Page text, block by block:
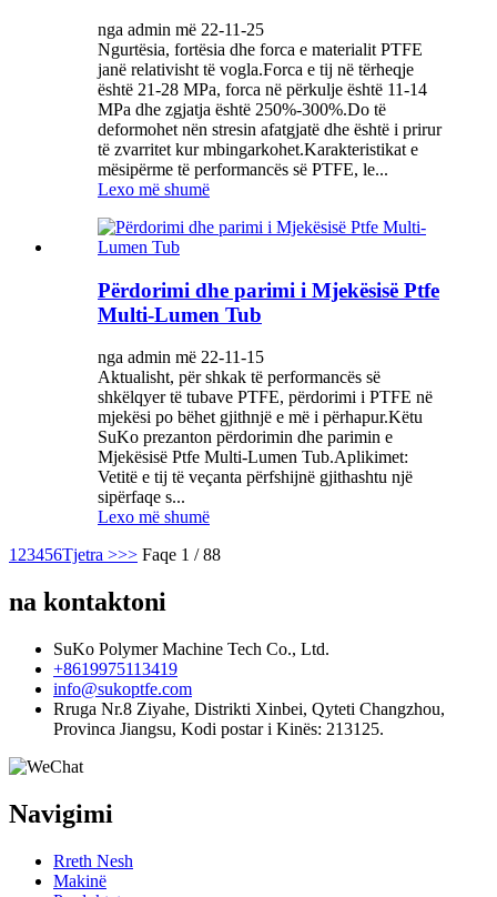
nga admin më 22-11-25
Ngurtësia, fortësia dhe forca e materialit PTFE
janë relativisht të vogla.Forca e tij në tërheqje
është 21-28 MPa, forca në përkulje është 11-14
MPa dhe zgjatja është 250%-300%.Do të
deformohet nën stresin afatgjatë dhe është i prirur
të zvarritet kur mbingarkohet.Karakteristikat e
mësipërme të performancës së PTFE, le...
Lexo më shumë
Përdorimi dhe parimi i Mjekësisë Ptfe
Multi-Lumen Tub
nga admin më 22-11-15
Aktualisht, për shkak të performancës së
shkëlqyer të tubave PTFE, përdorimi i PTFE në
mjekësi po bëhet gjithnjë e më i përhapur.Këtu
SuKo prezanton përdorimin dhe parimin e
Mjekësisë Ptfe Multi-Lumen Tub.Aplikimet:
Vetitë e tij të veçanta përfshijnë gjithashtu një
sipërfaqe s...
Lexo më shumë
123456Tjetra >>> Faqe 1 / 88
na kontaktoni
SuKo Polymer Machine Tech Co., Ltd.
+8619975113419
info@sukoptfe.com
Rruga Nr.8 Ziyahe, Distrikti Xinbei, Qyteti Changzhou,
Provinca Jiangsu, Kodi postar i Kinës: 213125.
Navigimi
Rreth Nesh
Makinë